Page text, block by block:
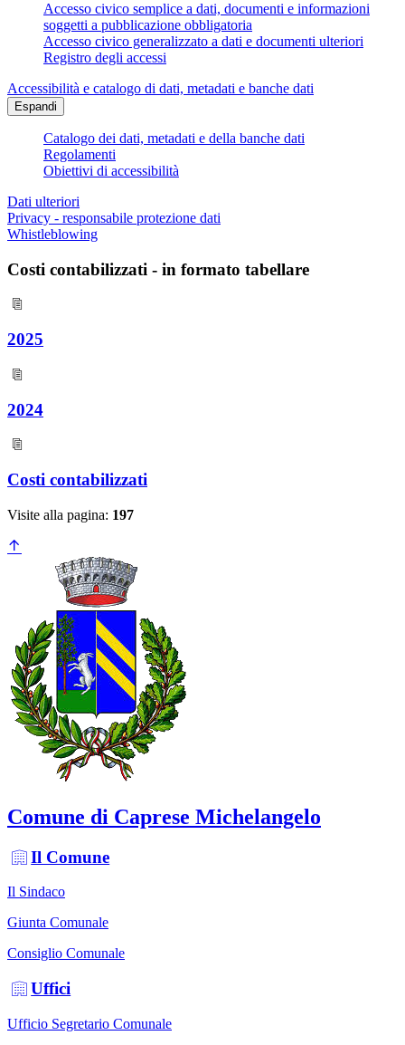
Accesso civico semplice a dati, documenti e informazioni
soggetti a pubblicazione obbligatoria
Accesso civico generalizzato a dati e documenti ulteriori
Registro degli accessi
Accessibilità e catalogo di dati, metadati e banche dati
Espandi
Catalogo dei dati, metadati e della banche dati
Regolamenti
Obiettivi di accessibilità
Dati ulteriori
Privacy - responsabile protezione dati
Whistleblowing
Costi contabilizzati - in formato tabellare
2025
2024
Costi contabilizzati
Visite alla pagina: 197
Comune di Caprese Michelangelo
Il Comune
Il Sindaco
Giunta Comunale
Consiglio Comunale
Uffici
Ufficio Segretario Comunale